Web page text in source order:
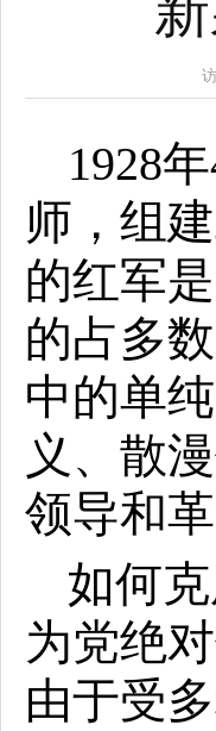
1928
师，组
的红军
的占多
中的单
义、散
领导和
如何
为党绝
由于受